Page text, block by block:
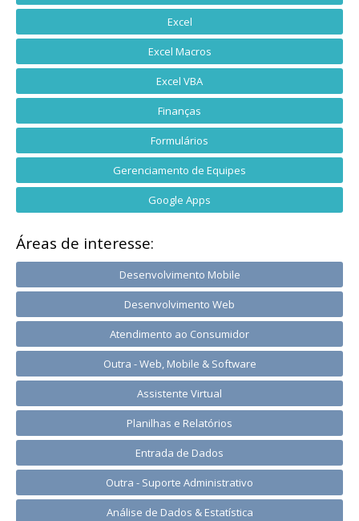
Excel
Excel Macros
Excel VBA
Finanças
Formulários
Gerenciamento de Equipes
Google Apps
Áreas de interesse:
Desenvolvimento Mobile
Desenvolvimento Web
Atendimento ao Consumidor
Outra - Web, Mobile & Software
Assistente Virtual
Planilhas e Relatórios
Entrada de Dados
Outra - Suporte Administrativo
Análise de Dados & Estatística